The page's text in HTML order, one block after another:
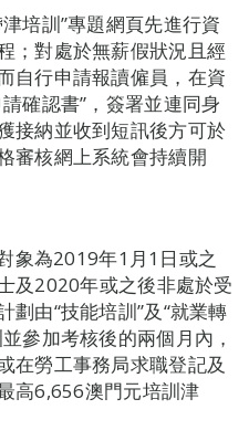
培訓”專題網頁先進行資
；對處於無薪假狀況且經
自行申請報讀僱員，在資
確認書”，簽署並連同身
接納並收到短訊後方可於
審核網上系統會持續開
象為2019年1月1日或之
及2020年或之後非處於受
由“技能培訓”及“就業轉
參加考核後的兩個月內，
在勞工事務局求職登記及
高6,656澳門元培訓津